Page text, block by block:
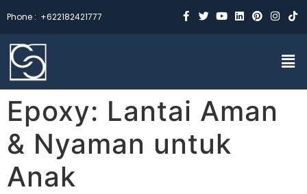
Phone : +622182421777
Epoxy: Lantai Aman
& Nyaman untuk
Anak